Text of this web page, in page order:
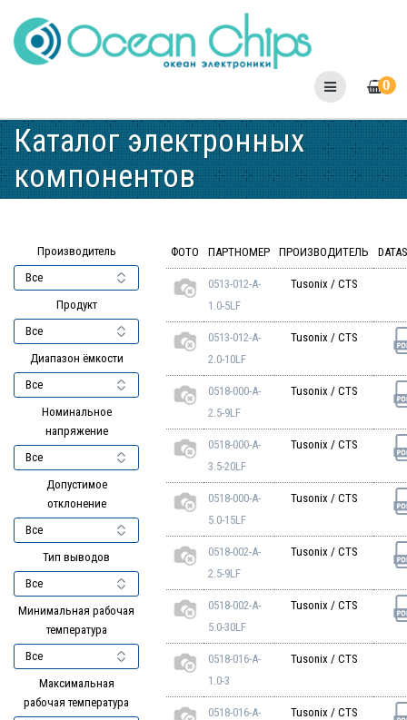
to
content
0
Каталог электронных
компонентов
Производитель
Продукт
Диапазон ёмкости
Номинальное
напряжение
Допустимое
отклонение
Тип выводов
Минимальная рабочая
температура
Максимальная
рабочая температура
ФОТО ПАРТНОМЕР ПРОИЗВОДИТЕЛЬ
0513-012-A-
1.0-5LF
Tusonix / CTS
0513-012-A-
2.0-10LF
Tusonix / CTS
0518-000-A-
2.5-9LF
Tusonix / CTS
0518-000-A-
3.5-20LF
Tusonix / CTS
0518-000-A-
5.0-15LF
Tusonix / CTS
0518-002-A-
2.5-9LF
Tusonix / CTS
0518-002-A-
5.0-30LF
Tusonix / CTS
0518-016-A-
1.0-3
Tusonix / CTS
0518-016-A-
Tusonix / CTS